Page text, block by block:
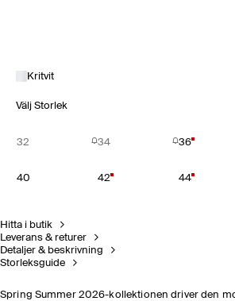
Kritvit
Välj Storlek
32 34 36
40 42 44
Hitta i butik
Leverans & returer
Detaljer & beskrivning
Storleksguide
Spring Summer 2026-kollektionen driver den